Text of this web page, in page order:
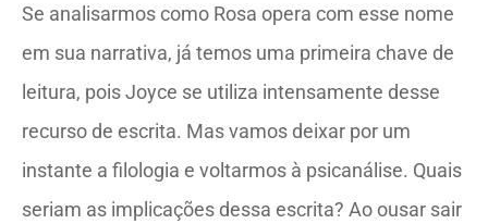
Se analisarmos como Rosa opera com esse nome
em sua narrativa, já temos uma primeira chave de
leitura, pois Joyce se utiliza intensamente desse
recurso de escrita. Mas vamos deixar por um
instante a filologia e voltarmos à psicanálise. Quais
seriam as implicações dessa escrita? Ao ousar sair